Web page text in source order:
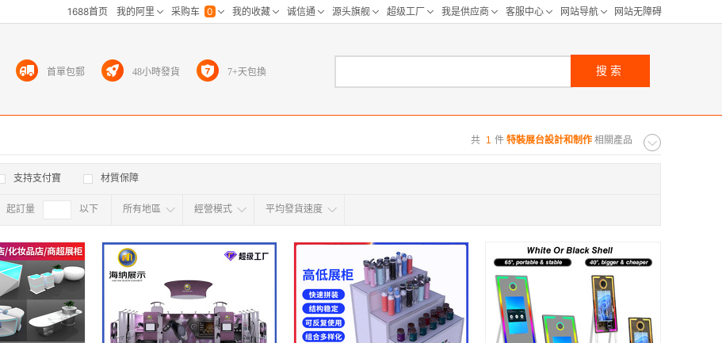
共 1 件 特裝展台設計和制作 相關產品
支持支付寶 材質保障
起訂量 以下
確定 所有地區
所有地区 采购距离:
江浙沪 华东区 华中区 华北区
海外 北京 天津 重庆
經營模式 平均發貨速度
首單包郵 48小時發貨 7+天包換 搜索